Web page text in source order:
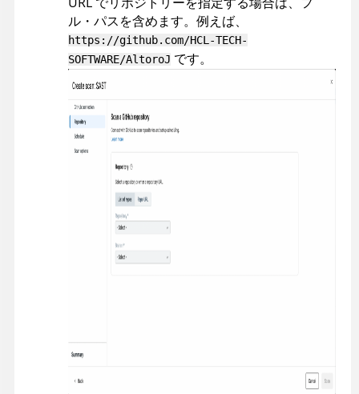
ル・パスを含めます。例えば、
https://github.com/HCL-TECH-
SOFTWARE/AltoroJ です。